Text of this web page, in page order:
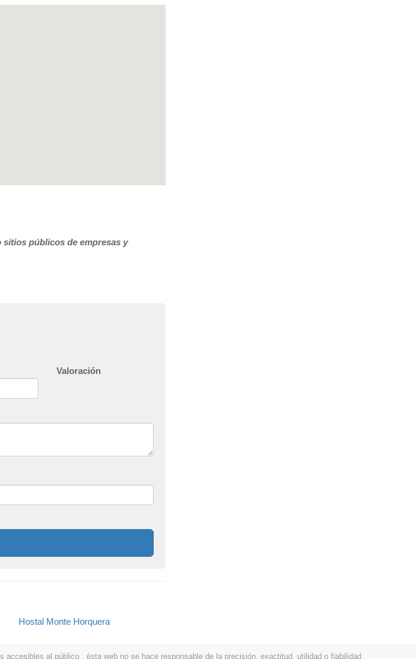
sitios públicos de empresas y
Valoración
Hostal Monte Horquera
al público . ésta web no se hace responsable de la precisión, exactitud, utilidad o fiabilidad